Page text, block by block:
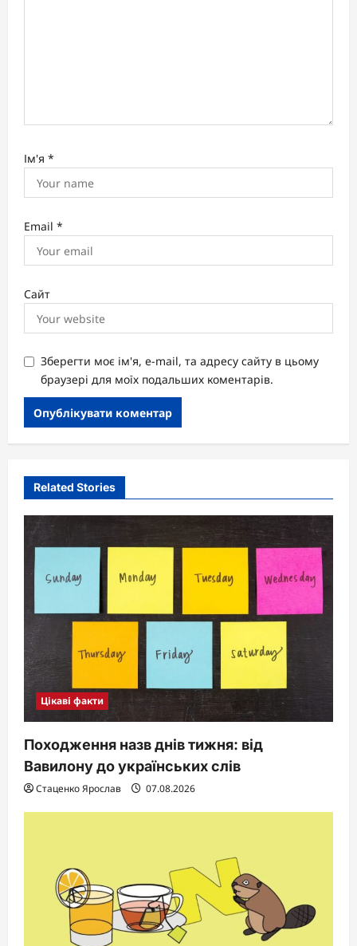
Ім'я *
Email *
Сайт
Зберегти моє ім'я, e-mail, та адресу сайту в цьому
браузері для моїх подальших коментарів.
Related Stories
Цікаві факти
Походження назв днів тижня: від
Вавилону до українських слів
Стаценко Ярослав 07.08.2026